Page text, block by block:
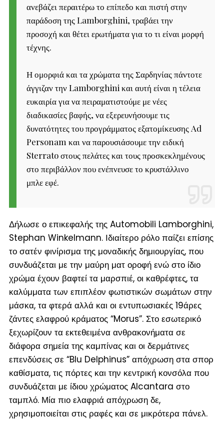
ανεβάζει περαιτέρω το επίπεδο και πιστή στην
παράδοση της Lamborghini, τραβάει την
προσοχή και θέτει ερωτήματα για το τι είναι μορφή
τέχνης.
Η ομορφιά και τα χρώματα της Σαρδηνίας πάντοτε
άγγιζαν την Lamborghini και αυτή είναι η τέλεια
ευκαιρία για να πειραματιστούμε με νέες
διαδικασίες βαφής, να εξερευνήσουμε τις
δυνατότητες του προγράμματος εξατομίκευσης Ad
Personam και να παρουσιάσουμε την ειδική
Sterrato στους πελάτες και τους προσκεκλημένους
στο περιβάλλον που ενέπνευσε το κρυστάλλινο
μπλε εφέ.
Δήλωσε ο επικεφαλής της Automobili Lamborghini,
Stephan Winkelmann. Ιδιαίτερο ρόλο παίζει επίσης
το σατέν φινίρισμα της μοναδικής δημιουργίας, που
συνδυάζεται με την μαύρη ματ οροφή ενώ στο ίδιο
χρώμα έχουν βαφτεί τα μαρσπιέ, οι καθρέφτες, τα
καλύμματα των επιπλέον φωτιστικών σωμάτων στην
μάσκα, τα φτερά αλλά και οι εντυπωσιακές 19άρες
ζάντες ελαφρού κράματος “Morus”. Στο εσωτερικό
ξεχωρίζουν τα εκτεθειμένα ανθρακονήματα σε
διάφορα σημεία της καμπίνας και οι δερμάτινες
επενδύσεις σε “Blu Delphinus” απόχρωση στα σπορ
καθίσματα, τις πόρτες και την κεντρική κονσόλα που
συνδυάζεται με ίδιου χρώματος Alcantara στο
ταμπλό. Μία πιο ελαφριά απόχρωση δε,
χρησιμοποιείται στις ραφές και σε μικρότερα πάνελ.